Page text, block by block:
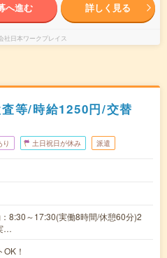
へ進む 詳しく見る
社日本ワークプレイス
等/時給1250円/交替
り 土日祝日が休み 派遣
：8:30～17:30(実働8時間/休憩60分)2
…
！